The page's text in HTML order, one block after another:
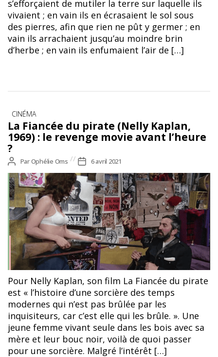
s’efforçaient de mutiler la terre sur laquelle ils
vivaient ; en vain ils en écrasaient le sol sous
des pierres, afin que rien ne pût y germer ; en
vain ils arrachaient jusqu’au moindre brin
d’herbe ; en vain ils enfumaient l’air de […]
Catégories
CINÉMA
La Fiancée du pirate (Nelly Kaplan,
1969) : le revenge movie avant l’heure
?
Auteur
de
l’article
ParOphélie Oms
Date
de
l’article
6 avril 2021
Marie menace le garde-chasse,©La Fiancée du pirate, Nelly
Kaplan, 1969
Pour Nelly Kaplan, son film La Fiancée du pirate
est « l’histoire d’une sorcière des temps
modernes qui n’est pas brûlée par les
inquisiteurs, car c’est elle qui les brûle. ». Une
jeune femme vivant seule dans les bois avec sa
mère et leur bouc noir, voilà de quoi passer
pour une sorcière. Malgré l’intérêt […]